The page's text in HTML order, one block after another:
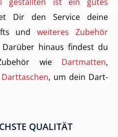
Dir den Service deine
undweiteres Zubehör
hinaus findest du
wie Dartmatten,
Darttaschen, um dein Dart-
QUALITÄT